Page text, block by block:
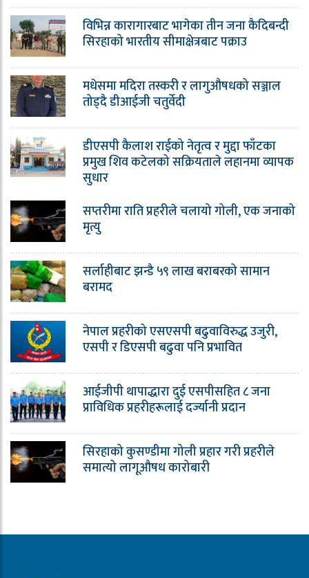
विभिन्न कारागारबाट भागेका तीन जना कैदिबन्दी
सिरहाको भारतीय सीमाक्षेत्रबाट पक्राउ
मधेसमा मदिरा तस्करी र लागुऔषधको सञ्जाल
तोड्दै डीआईजी चतुर्वेदी
डीएसपी कैलाश राईको नेतृत्व र मुद्दा फाँटका
प्रमुख शिव कटेलको सक्रियताले लहानमा व्यापक
सुधार
सप्तरीमा राति प्रहरीले चलायो गोली, एक जनाको
मृत्यु
सर्लाहीबाट झन्डै ५९ लाख बराबरको सामान
बरामद
नेपाल प्रहरीको एसएसपी बढुवाविरुद्ध उजुरी,
एसपी र डिएसपी बढुवा पनि प्रभावित
आईजीपी थापाद्धारा दुई एसपीसहित ८ जना
प्राविधिक प्रहरीहरूलाई दर्ज्यानी प्रदान
सिरहाको कुसण्डीमा गोली प्रहार गरी प्रहरीले
समात्यो लागूऔषध कारोबारी